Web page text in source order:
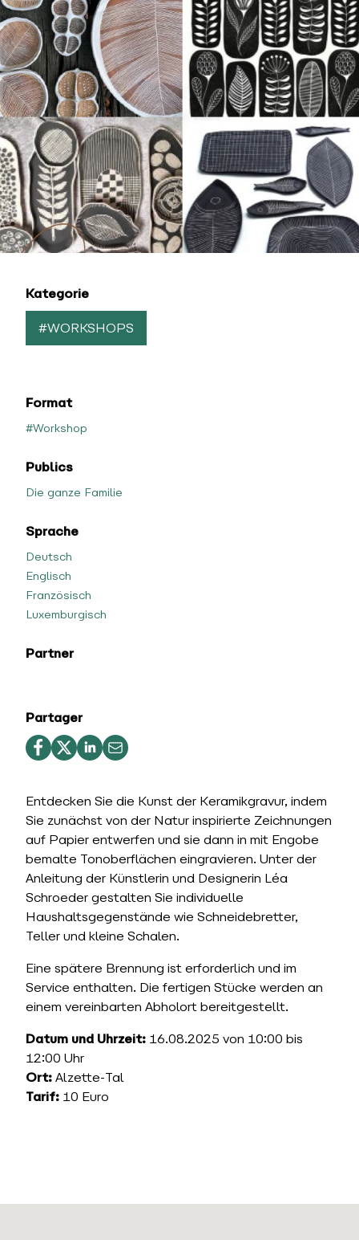
Kategorie
#WORKSHOPS
Format
#Workshop
Publics
Die ganze Familie
Sprache
Deutsch
Englisch
Französisch
Luxemburgisch
Partner
Partager
Entdecken Sie die Kunst der Keramikgravur, indem
Sie zunächst von der Natur inspirierte Zeichnungen
auf Papier entwerfen und sie dann in mit Engobe
bemalte Tonoberflächen eingravieren. Unter der
Anleitung der Künstlerin und Designerin Léa
Schroeder gestalten Sie individuelle
Haushaltsgegenstände wie Schneidebretter,
Teller und kleine Schalen.
Eine spätere Brennung ist erforderlich und im
Service enthalten. Die fertigen Stücke werden an
einem vereinbarten Abholort bereitgestellt.
Datum und Uhrzeit: 16.08.2025 von 10:00 bis
12:00 Uhr
Ort: Alzette-Tal
Tarif: 10 Euro